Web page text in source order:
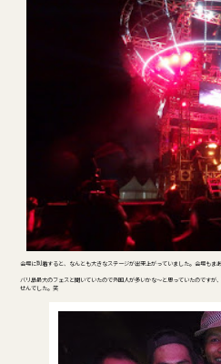
会場に到着すると、なんとも大きなステージが出来上がっていました。会場もま
バリ島最大のフェスと聞いていたので外国人が多いかな～と思っていたのです
せんでした。笑